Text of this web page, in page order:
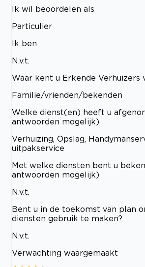
Ik wil beoordelen als
Particulier
Ik ben
N.v.t.
Waar kent u Erkende Verhuizers
Familie/vrienden/bekenden
Welke dienst(en) heeft u
antwoorden mogelijk)
Verhuizing, Opslag,
uitpakservice
Met welke diensten bent u
antwoorden mogelijk)
N.v.t.
Bent u in de toekomst van plan
diensten gebruik te maken?
N.v.t.
Verwachting waargemaakt